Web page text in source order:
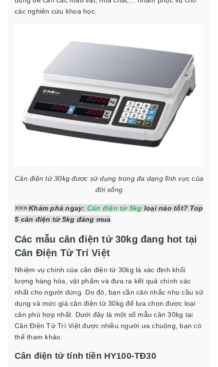
các nghiên cứu khoa học.
Cân điện tử 30kg được sử dụng trong đa dạng lĩnh vực của
đời sống
>>> Khám phá ngay: Cân điện tử 5kg loại nào tốt? Top
5 cân điện tử 5kg đáng mua
Các mẫu cân điện tử 30kg đang hot tại
Cân Điện Tử Trí Việt
Nhiệm vụ chính của cân điện tử 30kg là xác định khối
lượng hàng hóa, vật phẩm và đưa ra kết quả chính xác
nhất cho người dùng. Do đó, bạn cần cân nhắc nhu cầu sử
dụng và mức giá cân điện tử 30kg để lựa chọn được loại
cân phù hợp nhất. Dưới đây là một số mẫu cân 30kg tại
Cân Điện Tử Trí Việt được nhiều người ưa chuộng, bạn có
thể tham khảo.
Cân điện tử tính tiền HY100-TĐ30